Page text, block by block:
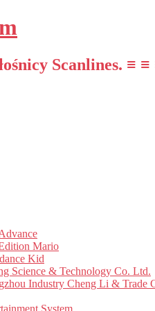
Scanlines. ≡ ≡
Mario
Kid
Science & Technology Co. Ltd.
Industry Cheng Li & Trade